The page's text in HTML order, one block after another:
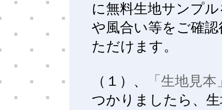
に無料生地サンプ
や風合い等をご確
ただけます。
（１）、
「生地見本
つかりましたら、